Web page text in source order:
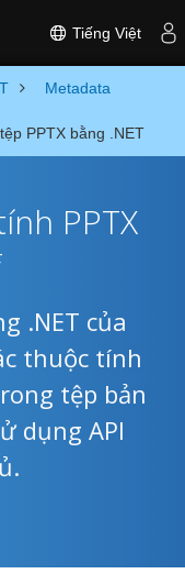
Tiếng Việt
Metadata
PPTX bằng .NET
PPTX
.NET của
thuộc tính
tệp bản
dụng API